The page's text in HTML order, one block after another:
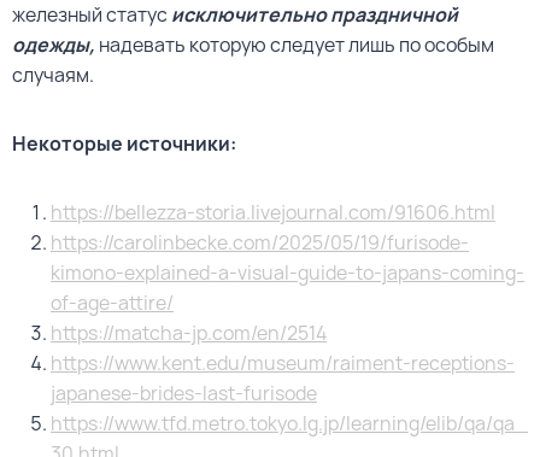
железный статус исключительно праздничной
одежды, надевать которую следует лишь по особым
случаям.
Некоторые источники:
https://bellezza-storia.livejournal.com/91606.html
https://carolinbecke.com/2025/05/19/furisode-
kimono-explained-a-visual-guide-to-japans-coming-
of-age-attire/
https://matcha-jp.com/en/2514
https://www.kent.edu/museum/raiment-receptions-
japanese-brides-last-furisode
https://www.tfd.metro.tokyo.lg.jp/learning/elib/qa/qa_